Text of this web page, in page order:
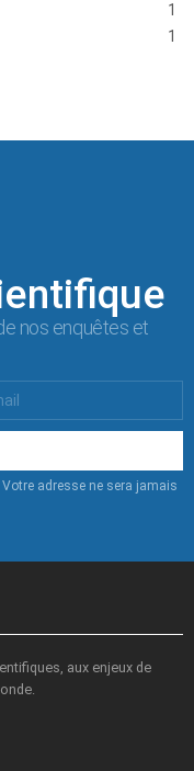
1
1
nos enquêtes et
adresse ne sera jamais
aux enjeux de